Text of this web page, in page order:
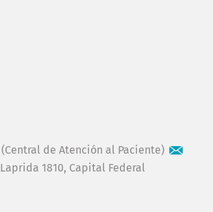
(Central de Atención al Paciente)
Laprida 1810, Capital Federal